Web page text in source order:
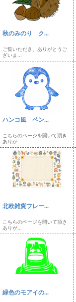
秋のみのり ク...
ご覧いただき、ありがとうご
ざいま...
ハンコ風 ペン...
こちらのページを開いて頂き
ありが...
北欧雑貨フレー...
こちらのページを開いて頂き
ありが...
緑色のモアイの...